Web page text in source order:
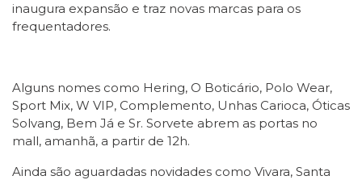
inaugura expansão e traz novas marcas para os
frequentadores.
Alguns nomes como Hering, O Boticário, Polo Wear,
Sport Mix, W VIP, Complemento, Unhas Carioca, Óticas
Solvang, Bem Já e Sr. Sorvete abrem as portas no
mall, amanhã, a partir de 12h.
Ainda são aguardadas novidades como Vivara, Santa